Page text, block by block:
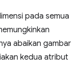
pada semua
abaikan gambar
kedua atribut